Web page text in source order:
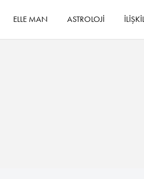
ELLE MAN ASTROLOJİ